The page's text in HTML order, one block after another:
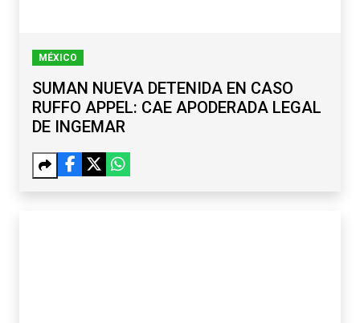
MÉXICO
SUMAN NUEVA DETENIDA EN CASO
RUFFO APPEL: CAE APODERADA LEGAL
DE INGEMAR